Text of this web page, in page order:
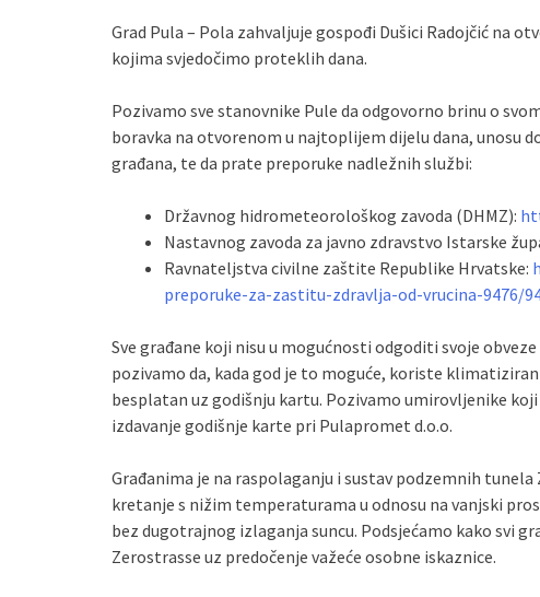
Grad Pula – Pola zahvaljuje gospođi Dušici Radojčić na
kojima svjedočimo proteklih dana.
Pozivamo sve stanovnike Pule da odgovorno brinu o
boravka na otvorenom u najtoplijem dijelu dana, unosu
građana, te da prate preporuke nadležnih službi:
Državnog hidrometeorološkog zavoda (DHMZ):
Nastavnog zavoda za javno zdravstvo Istarske
Ravnateljstva civilne zaštite Republike Hrvatske:
preporuke-za-zastitu-zdravlja-od-vrucina-9476/
Sve građane koji nisu u mogućnosti odgoditi svoje
pozivamo da, kada god je to moguće, koriste
besplatan uz godišnju kartu. Pozivamo umirovljenike
izdavanje godišnje karte pri Pulapromet d.o.o.
Građanima je na raspolaganju i sustav podzemnih
kretanje s nižim temperaturama u odnosu na vanjski
bez dugotrajnog izlaganja suncu. Podsjećamo kako svi
Zerostrasse uz predočenje važeće osobne iskaznice.